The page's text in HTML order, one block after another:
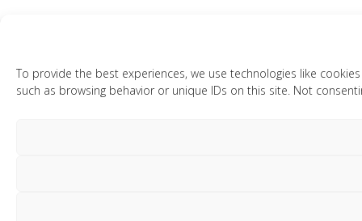
To provide the best experiences, we use technologies like
such as browsing behavior or unique IDs on this site. Not